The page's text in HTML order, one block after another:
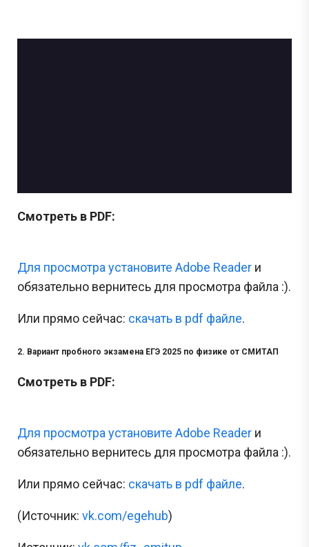
Смотреть в PDF:
Для просмотра установите Adobe Reader и
обязательно вернитесь для просмотра файла :).
Или прямо сейчас: cкачать в pdf файле.
2. Вариант пробного экзамена ЕГЭ 2025 по физике от СМИТАП
Смотреть в PDF:
Для просмотра установите Adobe Reader и
обязательно вернитесь для просмотра файла :).
Или прямо сейчас: cкачать в pdf файле.
(Источник: vk.com/egehub)